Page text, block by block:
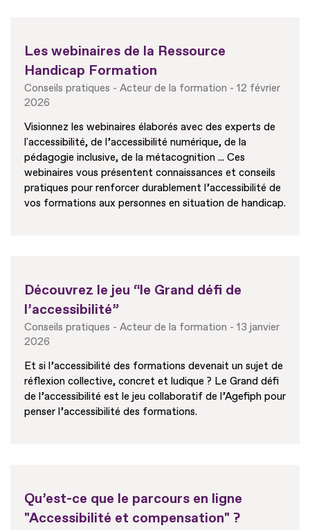
Les webinaires de la Ressource
Handicap Formation
Conseils pratiques Acteur de la formation
12 février
2026
Visionnez les webinaires élaborés avec des experts de
l'accessibilité, de l’accessibilité numérique, de la
pédagogie inclusive, de la métacognition ... Ces
webinaires vous présentent connaissances et conseils
pratiques pour renforcer durablement l’accessibilité de
vos formations aux personnes en situation de handicap.
Découvrez le jeu “le Grand défi de
l’accessibilité”
Conseils pratiques Acteur de la formation
13 janvier
2026
Et si l’accessibilité des formations devenait un sujet de
réflexion collective, concret et ludique ? Le Grand défi
de l’accessibilité est le jeu collaboratif de l’Agefiph pour
penser l’accessibilité des formations.
Qu’est-ce que le parcours en ligne
"Accessibilité et compensation" ?